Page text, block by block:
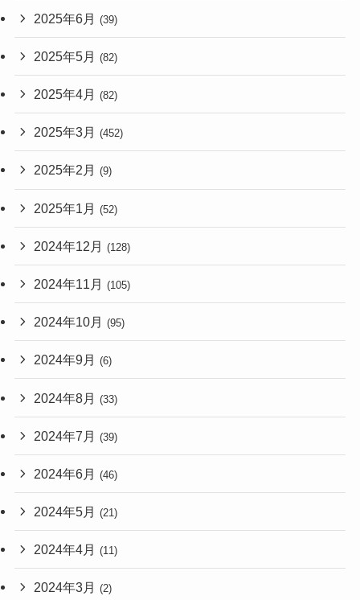
2025年6月 (39)
2025年5月 (82)
2025年4月 (82)
2025年3月 (452)
2025年2月 (9)
2025年1月 (52)
2024年12月 (128)
2024年11月 (105)
2024年10月 (95)
2024年9月 (6)
2024年8月 (33)
2024年7月 (39)
2024年6月 (46)
2024年5月 (21)
2024年4月 (11)
2024年3月 (2)